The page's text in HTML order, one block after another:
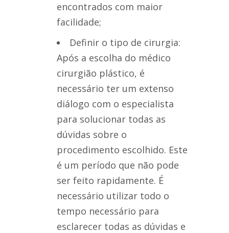
encontrados com maior
facilidade;
Definir o tipo de cirurgia:
Após a escolha do médico
cirurgião plástico, é
necessário ter um extenso
diálogo com o especialista
para solucionar todas as
dúvidas sobre o
procedimento escolhido. Este
é um período que não pode
ser feito rapidamente. É
necessário utilizar todo o
tempo necessário para
esclarecer todas as dúvidas e